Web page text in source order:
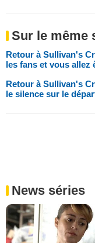
Sur le même
Retour à Sullivan's
les fans et vous allez
Retour à Sullivan's
le silence sur le
News séries